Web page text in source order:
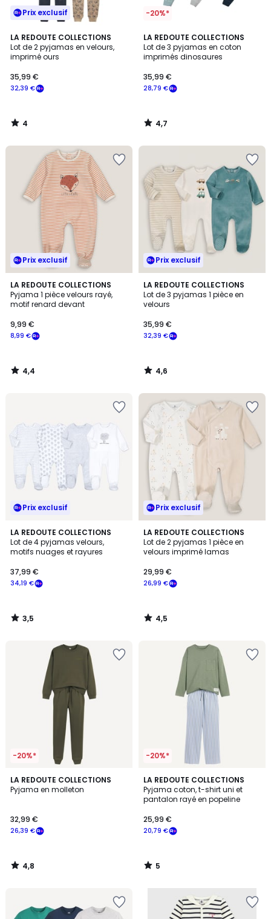
Prix exclusif
LA REDOUTE COLLECTIONS
Lot de 2 pyjamas en velours,
imprimé ours
32,39 €
35,99 €
4
/
5
4
/
-20%*
LA REDOUTE COLLECTIONS
Lot de 3 pyjamas en coton
imprimés dinosaures
28,79 €
35,99 €
4,7
/ 5
4,7
/
Prix exclusif
LA REDOUTE COLLECTIONS
Pyjama 1 pièce velours rayé,
motif renard devant
8,99 €
9,99 €
4,4
/ 5
4,4
/
Prix exclusif
LA REDOUTE COLLECTIONS
Lot de 3 pyjamas 1 pièce en
velours
32,39 €
35,99 €
4,6
/ 5
4,6
/
Prix exclusif
LA REDOUTE COLLECTIONS
Lot de 4 pyjamas velours,
motifs nuages et rayures
34,19 €
37,99 €
3,5
/ 5
3,5
/
Prix exclusif
LA REDOUTE COLLECTIONS
Lot de 2 pyjamas 1 pièce en
velours imprimé lamas
26,99 €
29,99 €
4,5
/ 5
4,5
/
-20%*
LA REDOUTE COLLECTIONS
Pyjama en molleton
26,39 €
32,99 €
4,8
/ 5
4,8
/
-20%*
LA REDOUTE COLLECTIONS
Pyjama coton, t-shirt uni et
pantalon rayé en popeline
20,79 €
25,99 €
5
/
5
5
/